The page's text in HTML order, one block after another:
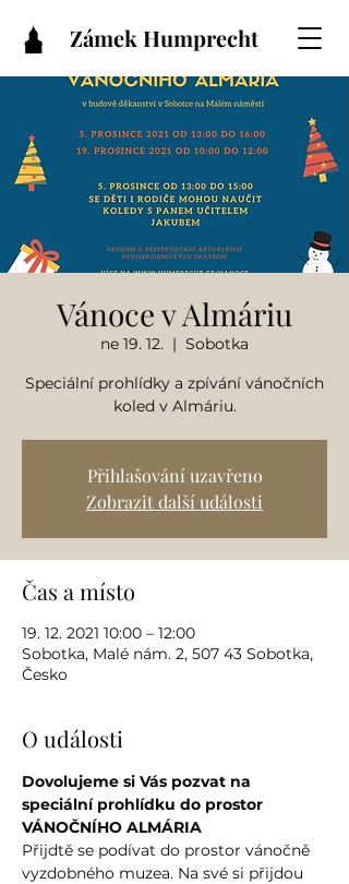
Zámek Humprecht
Vánoce v Almáriu
ne 19. 12.
  |
Sobotka
Speciální prohlídky a zpívání vánočních
koled v Almáriu.
Přihlašování uzavřeno
Zobrazit další události
Čas a místo
19. 12. 2021 10:00 – 12:00
Sobotka, Malé nám. 2, 507 43 Sobotka,
Česko
O události
Dovolujeme si Vás pozvat na
speciální prohlídku do prostor
VÁNOČNÍHO ALMÁRIA
Přijdtě se podívat do prostor vánočně
vyzdobného muzea. Na své si přijdou